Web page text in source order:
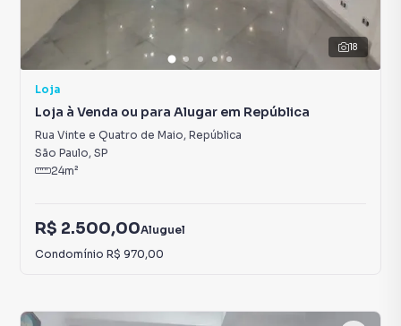
18
Loja
Loja à Venda ou para Alugar em República
Rua Vinte e Quatro de Maio, República
São Paulo, SP
24m²
R$ 2.500,00Aluguel
Condomínio R$ 970,00